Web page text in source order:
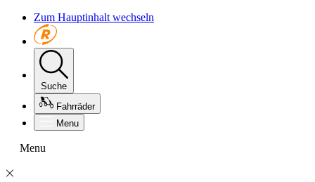
Zum Hauptinhalt wechseln
Suche
Fahrräder
Menu
Menu